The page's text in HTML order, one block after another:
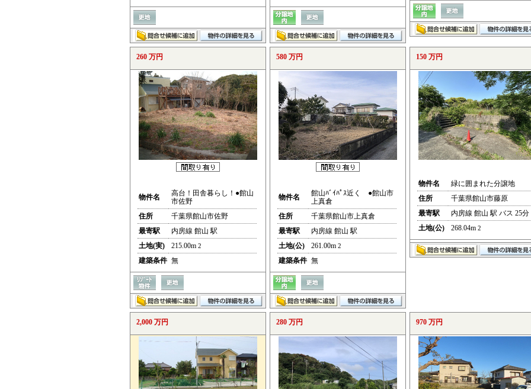
260 万円
物件名
高台！田舎暮らし！●館山
市佐野
住所
千葉県館山市佐野
最寄駅
内房線 館山 駅
土地(実)
215.00m 2
建築条件 無
580 万円
物件名
館山ﾊﾞｲﾊﾟｽ近く ●館山市
上真倉
住所
千葉県館山市上真倉
最寄駅
内房線 館山 駅
土地(公)
261.00m 2
建築条件 無
150 万円
物件名
緑に囲まれた分譲地
住所
千葉県館山市藤原
最寄駅
内房線 館山 駅 バス 25分
土地(公)
268.04m 2
2,000 万円 280 万円 970 万円